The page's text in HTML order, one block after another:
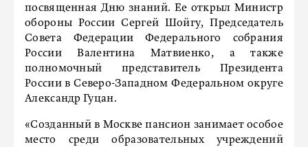
посвященная Дню знаний. Ее открыл Министр
обороны России Сергей Шойгу, Председатель
Совета Федерации Федерального собрания
России Валентина Матвиенко, а также
полномочный представитель Президента
России в Северо-Западном Федеральном округе
Александр Гуцан.
«Созданный в Москве пансион занимает особое
место среди образовательных учреждений